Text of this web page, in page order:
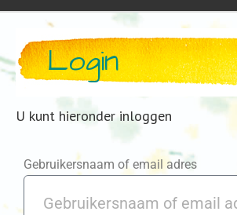
Login
U kunt hieronder inloggen
Gebruikersnaam of email adres